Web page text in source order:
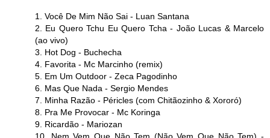
1. Você De Mim Não Sai - Luan Santana
2. Eu Quero Tchu Eu Quero Tcha - João Lucas & Marcelo
(ao vivo)
3. Hot Dog - Buchecha
4. Favorita - Mc Marcinho (remix)
5. Em Um Outdoor - Zeca Pagodinho
6. Mas Que Nada - Sergio Mendes
7. Minha Razão - Péricles (com Chitãozinho & Xororó)
8. Pra Me Provocar - Mc Koringa
9. Ricardão - Mariozan